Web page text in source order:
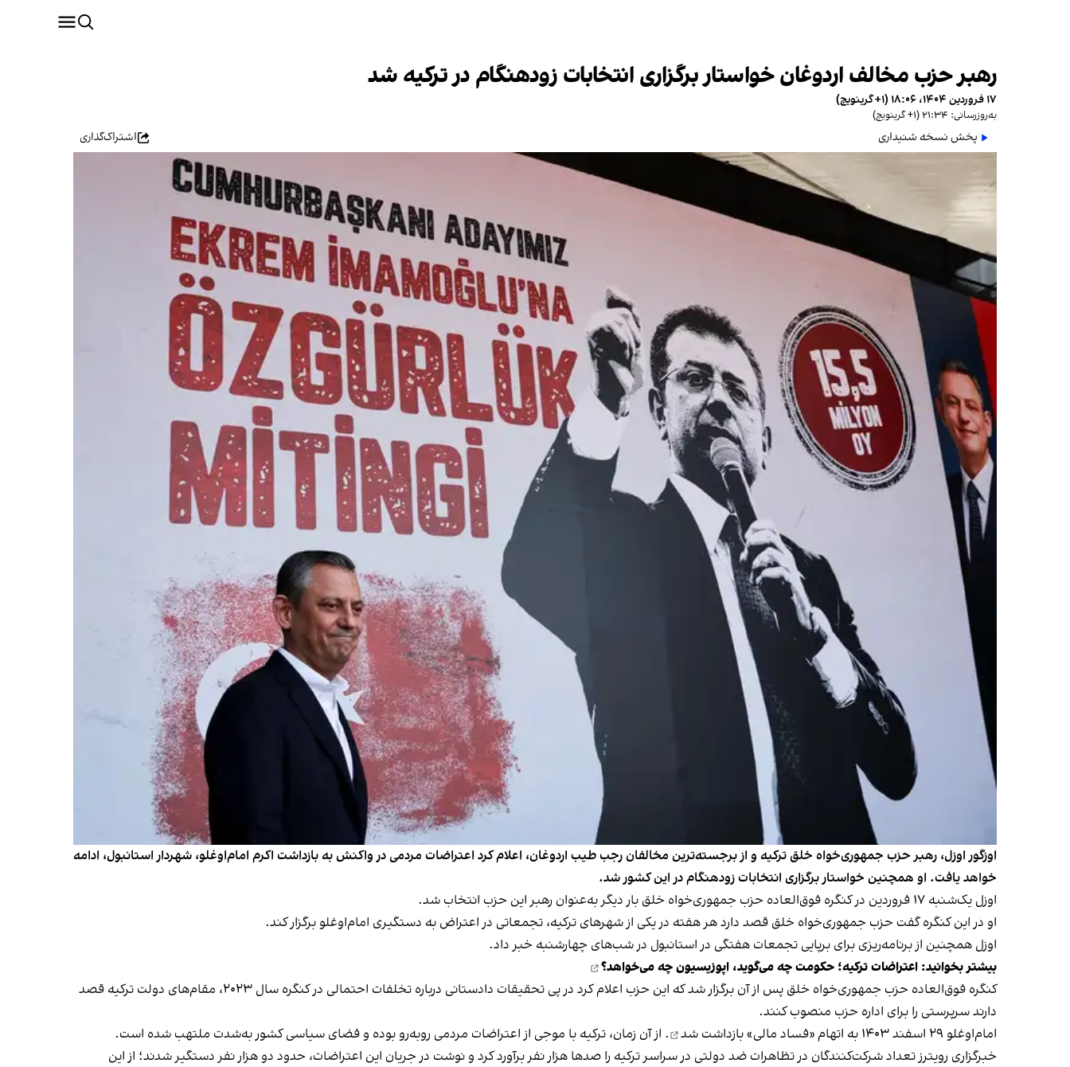
رهبر حزب مخالف اردوغان خواستار برگزاری انتخابات زودهنگام در ترکیه شد
۱۷ فروردین ۱۴۰۴، ۱۸:۰۶ (‎+۱ گرینویچ)
به‌روزرسانی: ۲۱:۳۴ (‎+۱ گرینویچ)
پخش نسخه شنیداری اشتراک‌گذاری
اوزگور اوزل، رهبر حزب جمهوری‌خواه خلق ترکیه و از برجسته‌ترین مخالفان رجب طیب اردوغان، اعلام کرد اعتراضات مردمی در واکنش به بازداشت اکرم امام‌اوغلو، شهردار استانبول، ادامه
خواهد یافت. او همچنین خواستار برگزاری انتخابات زودهنگام در این کشور شد.
اوزل یک‌شنبه ۱۷ فروردین در کنگره فوق‌العاده حزب جمهوری‌خواه خلق بار دیگر به‌عنوان رهبر این حزب انتخاب شد.
او در این کنگره گفت حزب جمهوری‌خواه خلق قصد دارد هر هفته در یکی از شهرهای ترکیه، تجمعاتی در اعتراض به دستگیری امام‌اوغلو برگزار کند.
اوزل همچنین از برنامه‌ریزی برای برپایی تجمعات هفتگی در استانبول در شب‌های چهارشنبه خبر داد.
بیشتر بخوانید: اعتراضات ترکیه؛ حکومت چه می‌گوید، اپوزیسیون چه می‌خواهد؟
کنگره فوق‌العاده حزب جمهوری‌خواه خلق پس از آن برگزار شد که این حزب اعلام کرد در پی تحقیقات دادستانی درباره تخلفات احتمالی در کنگره سال ۲۰۲۳، مقام‌های دولت ترکیه قصد
دارند سرپرستی را برای اداره حزب منصوب کنند.
امام‌اوغلو ۲۹ اسفند ۱۴۰۳ به اتهام «فساد مالی»
بازداشت شد
. از آن زمان، ترکیه با موجی از اعتراضات مردمی روبه‌رو بوده و فضای سیاسی کشور به‌شدت ملتهب شده است.
خبرگزاری رویترز تعداد شرکت‌کنندگان در تظاهرات ضد دولتی در سراسر ترکیه را صدها هزار نفر برآورد کرد و نوشت در جریان این اعتراضات، حدود دو هزار نفر دستگیر شدند؛ از این